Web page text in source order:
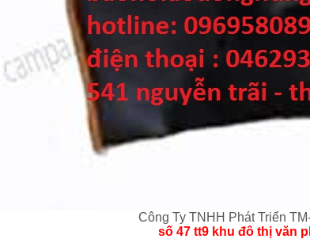
Công Ty TNHH Phát Triển
số 47 tt9 khu đô thị văn
liên hệ theo số : 0969580896
Mua hàng
CÔNG BÁO HIỆU
liên hệ theo số :